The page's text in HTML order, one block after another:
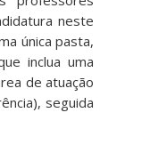
neste
única pasta,
inclua uma
de atuação
seguida